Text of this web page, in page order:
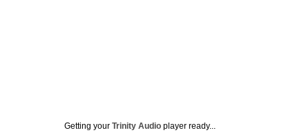
Getting your Trinity Audio player ready...